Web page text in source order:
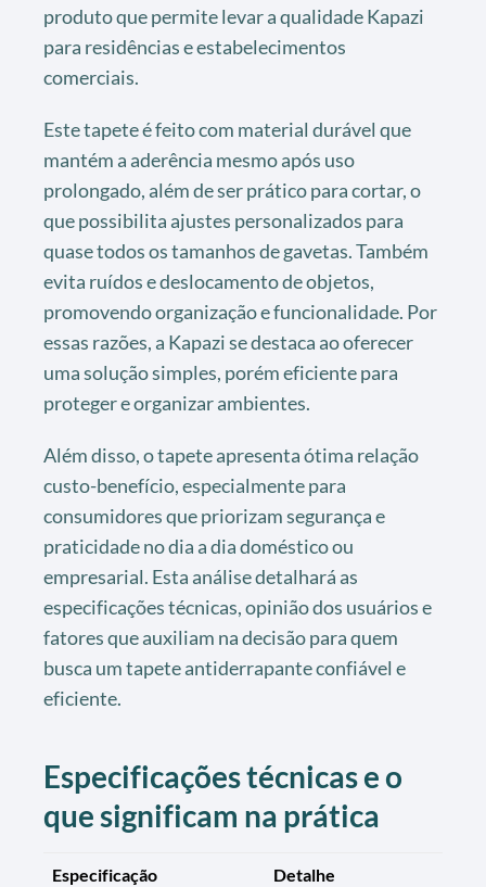
produto que permite levar a qualidade Kapazi
para residências e estabelecimentos
comerciais.
Este tapete é feito com material durável que
mantém a aderência mesmo após uso
prolongado, além de ser prático para cortar, o
que possibilita ajustes personalizados para
quase todos os tamanhos de gavetas. Também
evita ruídos e deslocamento de objetos,
promovendo organização e funcionalidade. Por
essas razões, a Kapazi se destaca ao oferecer
uma solução simples, porém eficiente para
proteger e organizar ambientes.
Além disso, o tapete apresenta ótima relação
custo-benefício, especialmente para
consumidores que priorizam segurança e
praticidade no dia a dia doméstico ou
empresarial. Esta análise detalhará as
especificações técnicas, opinião dos usuários e
fatores que auxiliam na decisão para quem
busca um tapete antiderrapante confiável e
eficiente.
Especificações técnicas e o
que significam na prática
Especificação Detalhe